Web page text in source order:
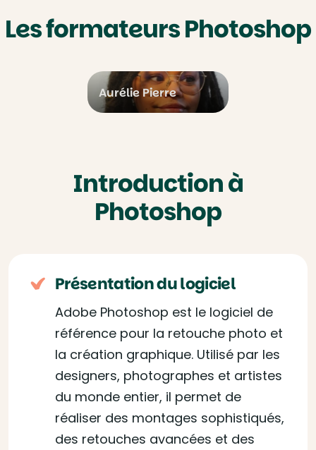
Les formateurs Photoshop
Aurélie Pierre
Introduction à
Photoshop
Présentation du logiciel
Adobe Photoshop est le logiciel de
référence pour la retouche photo et
la création graphique. Utilisé par les
designers, photographes et artistes
du monde entier, il permet de
réaliser des montages sophistiqués,
des retouches avancées et des